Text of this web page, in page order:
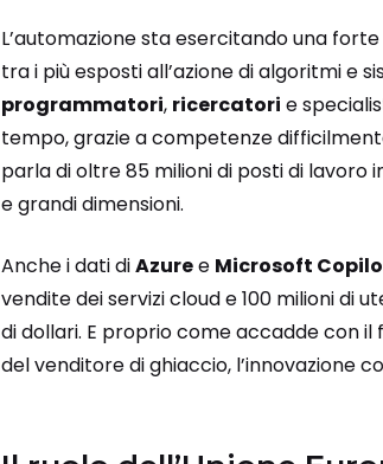
L’automazione sta esercitando una
tra i più esposti all’azione di algoritmi e
programmatori, ricercatori e
tempo, grazie a competenze
parla di oltre 85 milioni di posti di lavoro
e grandi dimensioni.
Anche i dati diAzuree Microsoft
vendite dei servizi cloud e 100 milioni di
di dollari. E proprio come accadde con
del venditore di ghiaccio, l’innovazione